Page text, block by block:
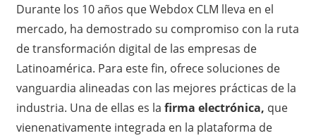
Durante los 10 años que Webdox CLM lleva en el
mercado, ha demostrado su compromiso con la ruta
de transformación digital de las empresas de
Latinoamérica. Para este fin, ofrece soluciones de
vanguardia alineadas con las mejores prácticas de la
industria. Una de ellas es la firma electrónica, que
vienenativamente integrada en la plataforma de